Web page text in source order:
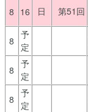
8 16 日 第51回
8
予
定
8
予
定
8
予
定